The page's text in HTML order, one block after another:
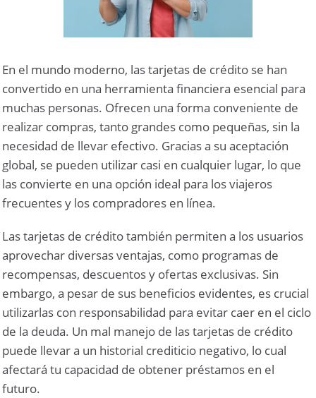
En el mundo moderno, las tarjetas de crédito se han
convertido en una herramienta financiera esencial para
muchas personas. Ofrecen una forma conveniente de
realizar compras, tanto grandes como pequeñas, sin la
necesidad de llevar efectivo. Gracias a su aceptación
global, se pueden utilizar casi en cualquier lugar, lo que
las convierte en una opción ideal para los viajeros
frecuentes y los compradores en línea.
Las tarjetas de crédito también permiten a los usuarios
aprovechar diversas ventajas, como programas de
recompensas, descuentos y ofertas exclusivas. Sin
embargo, a pesar de sus beneficios evidentes, es crucial
utilizarlas con responsabilidad para evitar caer en el ciclo
de la deuda. Un mal manejo de las tarjetas de crédito
puede llevar a un historial crediticio negativo, lo cual
afectará tu capacidad de obtener préstamos en el
futuro.